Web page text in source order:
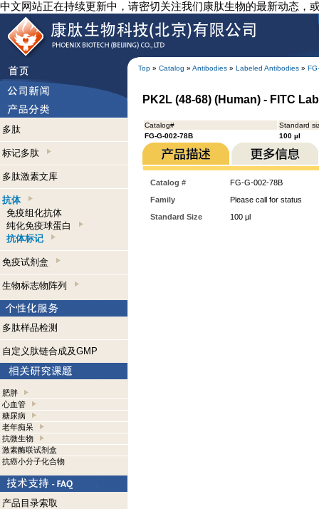
中文网站正在持续更新中，请密切关注我们康肽生物的最新动态，
Top » Catalog » Antibodies » Labeled Antibodies »
多肽
标记多肽
多肽激素文库
抗体
免疫组化抗体
纯化免疫球蛋白
抗体标记
免疫试剂盒
生物标志物阵列
多肽样品检测
自定义肽链合成及GMP
肥胖
心血管
糖尿病
老年痴呆
抗微生物
激素酶联试剂盒
抗癌小分子化合物
产品目录索取
PK2L (48-68) (Human) - FITC
Catalog#
Standard
FG-G-002-78B
100 µl
Catalog #
FG-G-002-78B
Family
Please call for status
Standard Size
100 µl